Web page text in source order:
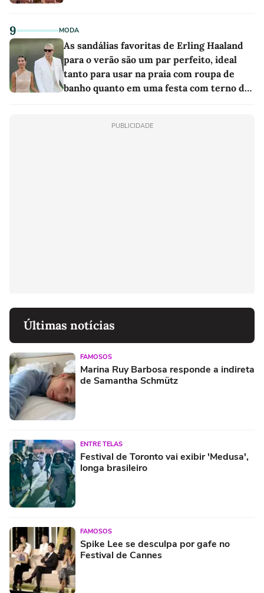
9 MODA
As sandálias favoritas de Erling Haaland
para o verão são um par perfeito, ideal
tanto para usar na praia com roupa de
banho quanto em uma festa com terno de
PUBLICIDADE
Últimas notícias
FAMOSOS
Marina Ruy Barbosa responde a indireta
de Samantha Schmütz
ENTRE TELAS
Festival de Toronto vai exibir 'Medusa',
longa brasileiro
FAMOSOS
Spike Lee se desculpa por gafe no
Festival de Cannes